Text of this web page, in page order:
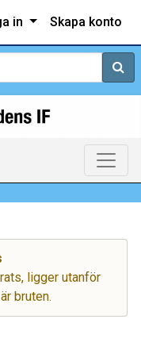
in Skapa konto
Sök
ligger utanför
bruten.